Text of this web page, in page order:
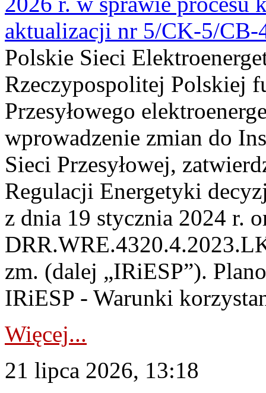
aktualizacji nr 5/CK-5/CB-
Polskie Sieci
Rzeczypospolitej Polskiej
Przesyłowego
wprowadzenie zmian do
Sieci Przesyłowej,
Regulacji Energetyki
z dnia 19 stycznia 2024 r.
zm. (dalej „IRiESP”).
IRiESP - Warunki
Więcej...
21 lipca 2026, 13:18